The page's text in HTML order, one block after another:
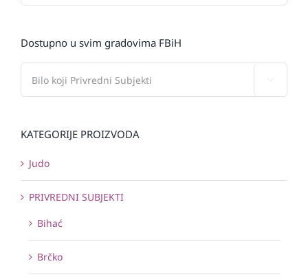
Dostupno u svim gradovima FBiH
KATEGORIJE PROIZVODA
Judo
PRIVREDNI SUBJEKTI
Bihać
Brčko